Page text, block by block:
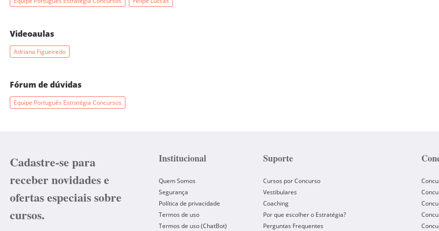
Videoaulas
Adriana Figueiredo
Fórum de dúvidas
Equipe Português Estratégia Concursos
Cadastre-se para
receber novidades e
ofertas especiais sobre
cursos.
Institucional
Quem Somos
Segurança
Política de privacidade
Termos de uso
Termos de uso (ChatBot)
Suporte
Cursos por Concurso
Vestibulares
Coaching
Por que escolher o Estratégia?
Perguntas Frequentes